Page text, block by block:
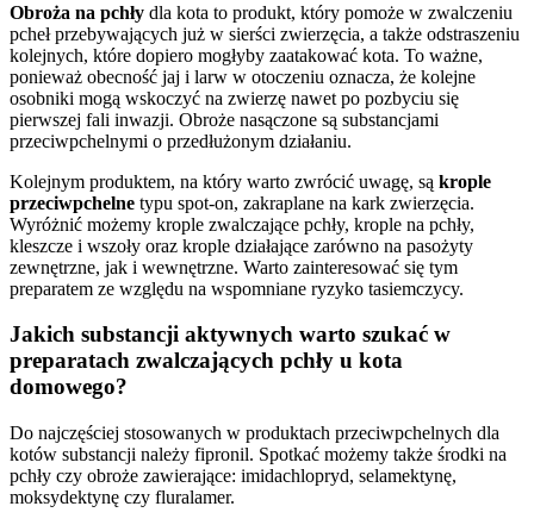
Obroża na pchły dla kota to produkt, który pomoże w zwalczeniu
pcheł przebywających już w sierści zwierzęcia, a także odstraszeniu
kolejnych, które dopiero mogłyby zaatakować kota. To ważne,
ponieważ obecność jaj i larw w otoczeniu oznacza, że kolejne
osobniki mogą wskoczyć na zwierzę nawet po pozbyciu się
pierwszej fali inwazji. Obroże nasączone są substancjami
przeciwpchelnymi o przedłużonym działaniu.
Kolejnym produktem, na który warto zwrócić uwagę, są krople
przeciwpchelne typu spot-on, zakraplane na kark zwierzęcia.
Wyróżnić możemy krople zwalczające pchły, krople na pchły,
kleszcze i wszoły oraz krople działające zarówno na pasożyty
zewnętrzne, jak i wewnętrzne. Warto zainteresować się tym
preparatem ze względu na wspomniane ryzyko tasiemczycy.
Jakich substancji aktywnych warto szukać w
preparatach zwalczających pchły u kota
domowego?
Do najczęściej stosowanych w produktach przeciwpchelnych dla
kotów substancji należy fipronil. Spotkać możemy także środki na
pchły czy obroże zawierające: imidachlopryd, selamektynę,
moksydektynę czy fluralamer.